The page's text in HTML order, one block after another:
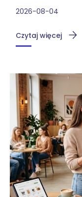
2026-08-04
Czytaj więcej